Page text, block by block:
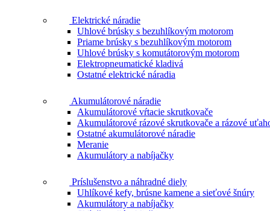
Elektrické náradie
Uhlové brúsky s bezuhlíkovým motorom
Priame brúsky s bezuhlíkovým motorom
Uhlové brúsky s komutátorovým motorom
Elektropneumatické kladivá
Ostatné elektrické náradia
Akumulátorové náradie
Akumulátorové vŕtacie skrutkovače
Akumulátorové rázové skrutkovače a rázové
Ostatné akumulátorové náradie
Meranie
Akumulátory a nabíjačky
Príslušenstvo a náhradné diely
Uhlíkové kefy, brúsne kamene a sieťové šnúry
Akumulátory a nabíjačky